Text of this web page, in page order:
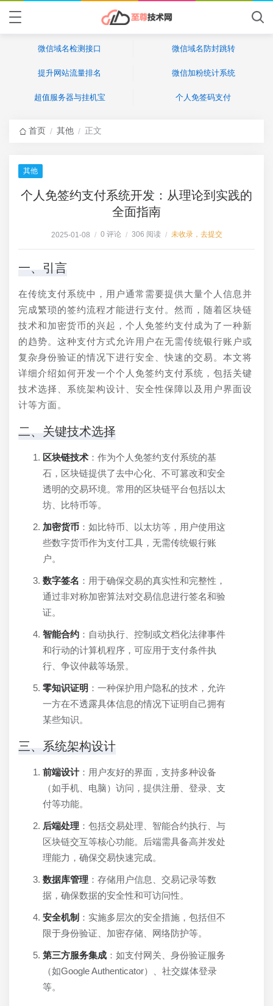
微信域名检测接口 微信域名防封跳转
提升网站流量排名 微信加粉统计系统
超值服务器与挂机宝 个人免签码支付
首页 / 其他 / 正文
其他
个人免签约支付系统开发：从理论到实践的
全面指南
2025-01-08 / 0 评论 / 306 阅读 / 未收录，去提交
一、引言
在传统支付系统中，用户通常需要提供大量个人信息并
完成繁琐的签约流程才能进行支付。然而，随着区块链
技术和加密货币的兴起，个人免签约支付成为了一种新
的趋势。这种支付方式允许用户在无需传统银行账户或
复杂身份验证的情况下进行安全、快速的交易。本文将
详细介绍如何开发一个个人免签约支付系统，包括关键
技术选择、系统架构设计、安全性保障以及用户界面设
计等方面。
二、关键技术选择
区块链技术 ：作为个人免签约支付系统的基
石，区块链提供了去中心化、不可篡改和安全
透明的交易环境。常用的区块链平台包括以太
坊、比特币等。
加密货币 ：如比特币、以太坊等，用户使用这
些数字货币作为支付工具，无需传统银行账
户。
数字签名 ：用于确保交易的真实性和完整性，
通过非对称加密算法对交易信息进行签名和验
证。
智能合约 ：自动执行、控制或文档化法律事件
和行动的计算机程序，可应用于支付条件执
行、争议仲裁等场景。
零知识证明 ：一种保护用户隐私的技术，允许
一方在不透露具体信息的情况下证明自己拥有
某些知识。
三、系统架构设计
前端设计：用户友好的界面，支持多种设备
（如手机、电脑）访问，提供注册、登录、支
付等功能。
后端处理 ：包括交易处理、智能合约执行、与
区块链交互等核心功能。后端需具备高并发处
理能力，确保交易快速完成。
数据库管理 ：存储用户信息、交易记录等数
据，确保数据的安全性和可访问性。
安全机制 ：实施多层次的安全措施，包括但不
限于身份验证、加密存储、网络防护等。
第三方服务集成 ：如支付网关、身份验证服务
（如Google Authenticator）、社交媒体登录
等。